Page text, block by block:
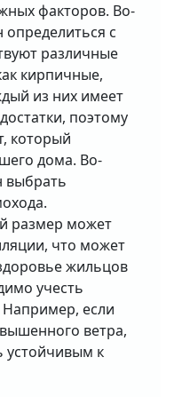
факторов. Во-
определиться с
различные
кирпичные,
из них имеет
поэтому
который
дома. Во-
выбрать
размер может
что может
жильцов
учесть
Например, если
ветра,
устойчивым к